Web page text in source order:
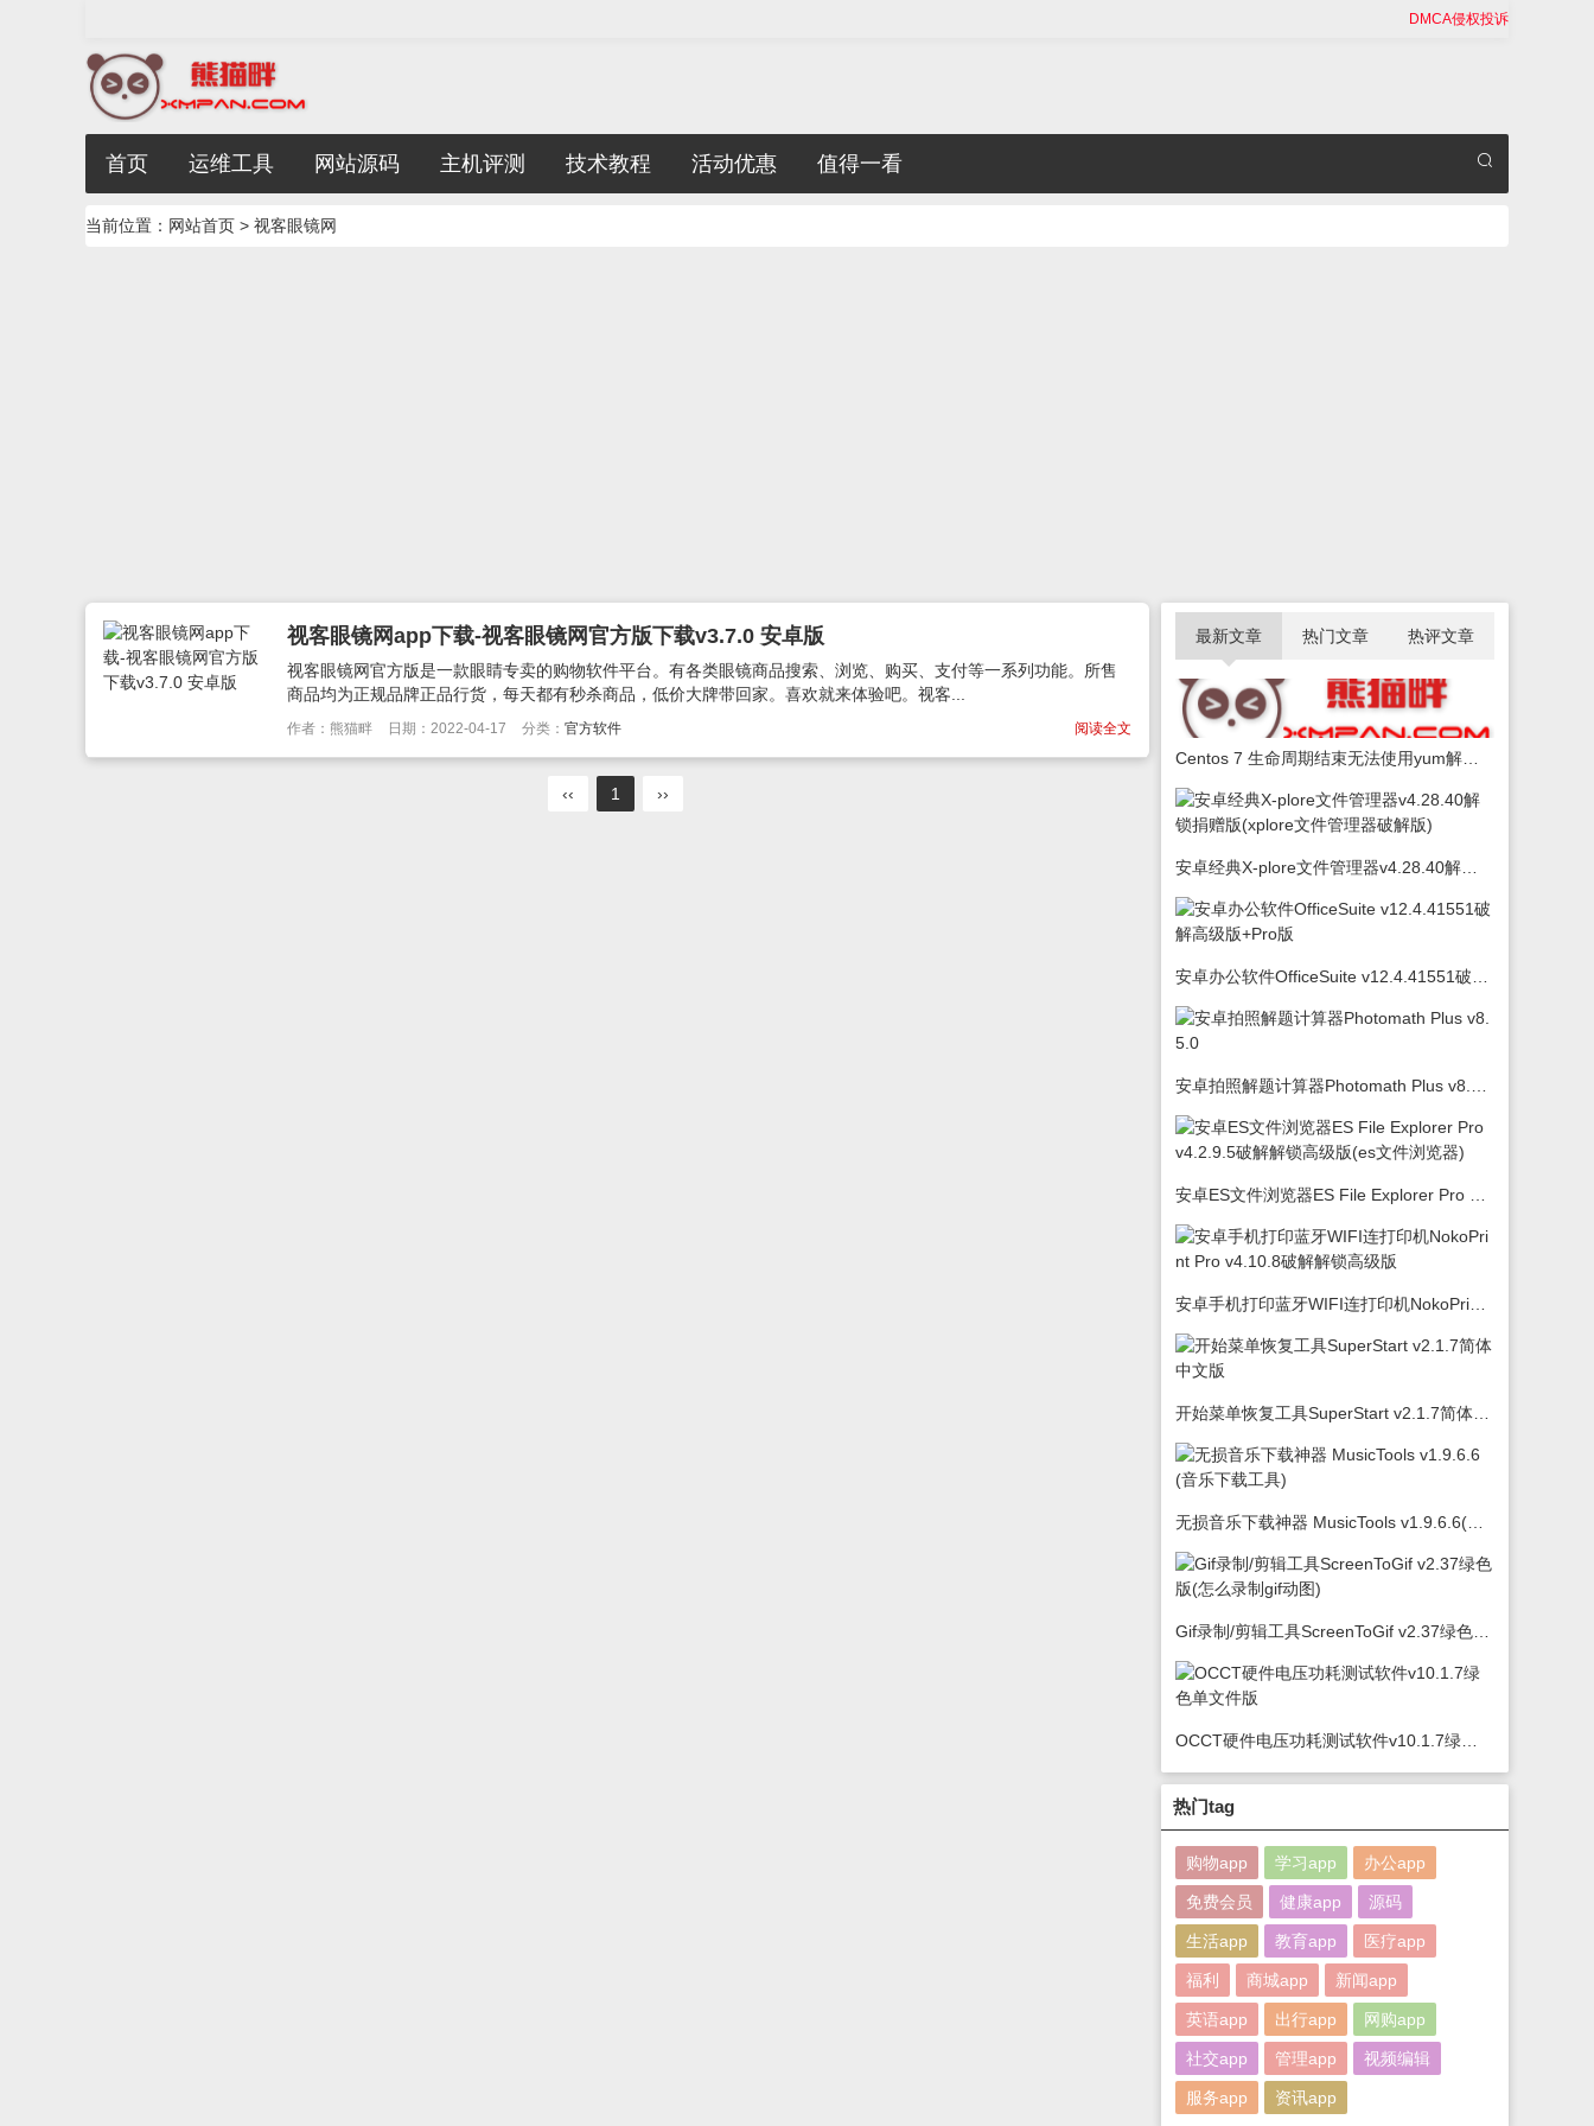
DMCA侵权投诉
首页 运维工具 网站源码 主机评测 技术教程 活动优惠 值得一看
当前位置： 网站首页 > 视客眼镜网
视客眼镜网app下载-视客眼镜网官方版下载v3.7.0 安卓版
视客眼镜网官方版是一款眼睛专卖的购物软件平台。有各类眼镜商品搜索、浏览、购买、支付等一系列功能。所售
商品均为正规品牌正品行货，每天都有秒杀商品，低价大牌带回家。喜欢就来体验吧。视客...
阅读全文
作者：熊猫畔 日期：2022-04-17 分类： 官方软件
‹‹ 1 ››
最新文章 热门文章 热评文章
热门tag
购物app 学习app 办公app
免费会员 健康app 源码
生活app 教育app 医疗app
福利 商城app 新闻app
英语app 出行app 网购app
社交app 管理app 视频编辑
服务app 资讯app